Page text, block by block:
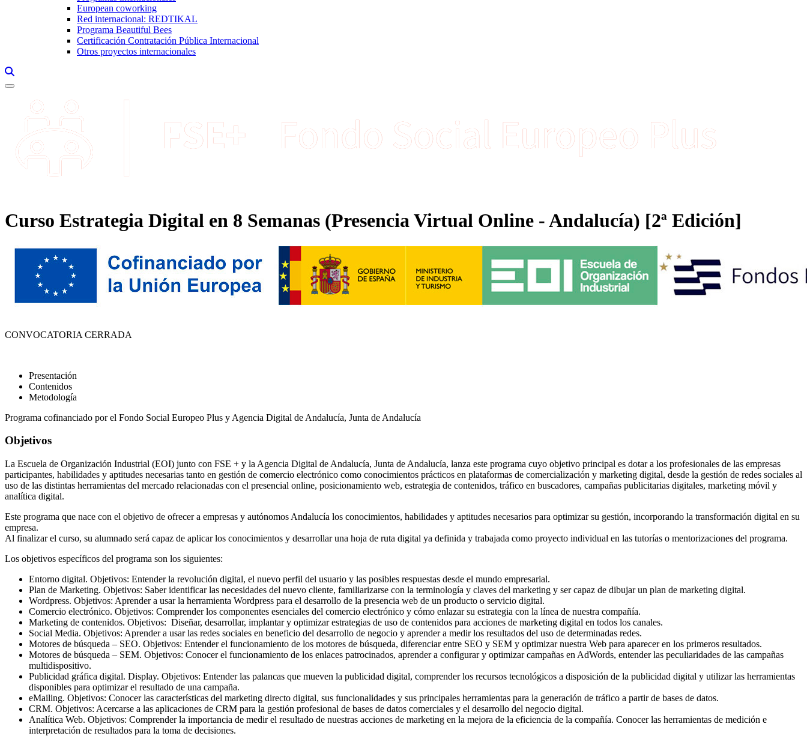
European coworking
Red internacional: REDTIKAL
Programa Beautiful Bees
Certificación Contratación Pública Internacional
Otros proyectos internacionales
Curso Estrategia Digital en 8 Semanas (Presencia Virtual Online - Andalucía) [2ª Edición]
CONVOCATORIA CERRADA
Presentación
Contenidos
Metodología
Programa cofinanciado por el Fondo Social Europeo Plus y Agencia Digital de Andalucía, Junta de Andalucía
Objetivos
La Escuela de Organización Industrial (EOI) junto con FSE + y la Agencia Digital de Andalucía, Junta de Andalucía, lanza este programa cuyo objetivo principal es dotar a los profesionales de las empresas
participantes, habilidades y aptitudes necesarias tanto en gestión de comercio electrónico como conocimientos prácticos en plataformas de comercialización y marketing digital, desde la gestión de redes sociales al
uso de las distintas herramientas del mercado relacionadas con el presencial online, posicionamiento web, estrategia de contenidos, tráfico en buscadores, campañas publicitarias digitales, marketing móvil y
analítica digital.
Este programa que nace con el objetivo de ofrecer a empresas y autónomos Andalucía los conocimientos, habilidades y aptitudes necesarios para optimizar su gestión, incorporando la transformación digital en su
empresa.
Al finalizar el curso, su alumnado será capaz de aplicar los conocimientos y desarrollar una hoja de ruta digital ya definida y trabajada como proyecto individual en las tutorías o mentorizaciones del programa.
Los objetivos específicos del programa son los siguientes:
Entorno digital. Objetivos: Entender la revolución digital, el nuevo perfil del usuario y las posibles respuestas desde el mundo empresarial.
Plan de Marketing. Objetivos: Saber identificar las necesidades del nuevo cliente, familiarizarse con la terminología y claves del marketing y ser capaz de dibujar un plan de marketing digital.
Wordpress. Objetivos: Aprender a usar la herramienta Wordpress para el desarrollo de la presencia web de un producto o servicio digital.
Comercio electrónico. Objetivos: Comprender los componentes esenciales del comercio electrónico y cómo enlazar su estrategia con la línea de nuestra compañía.
Marketing de contenidos. Objetivos: Diseñar, desarrollar, implantar y optimizar estrategias de uso de contenidos para acciones de marketing digital en todos los canales.
Social Media. Objetivos: Aprender a usar las redes sociales en beneficio del desarrollo de negocio y aprender a medir los resultados del uso de determinadas redes.
Motores de búsqueda – SEO. Objetivos: Entender el funcionamiento de los motores de búsqueda, diferenciar entre SEO y SEM y optimizar nuestra Web para aparecer en los primeros resultados.
Motores de búsqueda – SEM. Objetivos: Conocer el funcionamiento de los enlaces patrocinados, aprender a configurar y optimizar campañas en AdWords, entender las peculiaridades de las campañas
multidispositivo.
Publicidad gráfica digital. Display. Objetivos: Entender las palancas que mueven la publicidad digital, comprender los recursos tecnológicos a disposición de la publicidad digital y utilizar las herramientas
disponibles para optimizar el resultado de una campaña.
eMailing. Objetivos: Conocer las características del marketing directo digital, sus funcionalidades y sus principales herramientas para la generación de tráfico a partir de bases de datos.
CRM. Objetivos: Acercarse a las aplicaciones de CRM para la gestión profesional de bases de datos comerciales y el desarrollo del negocio digital.
Analítica Web. Objetivos: Comprender la importancia de medir el resultado de nuestras acciones de marketing en la mejora de la eficiencia de la compañía. Conocer las herramientas de medición e
interpretación de resultados para la toma de decisiones.